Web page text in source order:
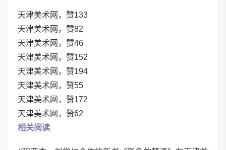
天津美术网，赞133
天津美术网，赞82
天津美术网，赞46
天津美术网，赞152
天津美术网，赞194
天津美术网，赞55
天津美术网，赞172
天津美术网，赞62
相关阅读